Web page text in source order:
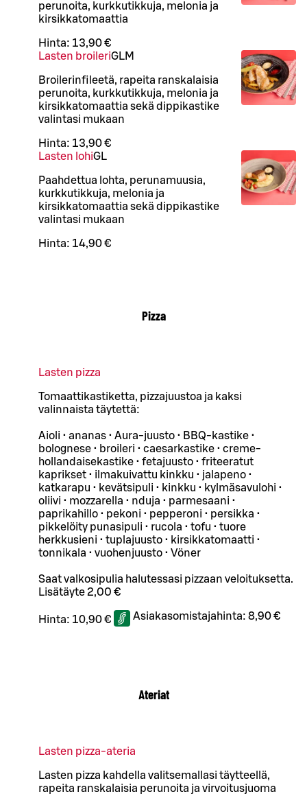
perunoita, kurkkutikkuja, melonia ja
kirsikkatomaattia
Hinta: 13,90 €
Lasten broileriGLM
Broilerinfileetä, rapeita ranskalaisia
perunoita, kurkkutikkuja, melonia ja
kirsikkatomaattia sekä dippikastike
valintasi mukaan
Hinta: 13,90 €
Lasten lohiGL
Paahdettua lohta, perunamuusia,
kurkkutikkuja, melonia ja
kirsikkatomaattia sekä dippikastike
valintasi mukaan
Hinta: 14,90 €
Pizza
Lasten pizza
Tomaattikastiketta, pizzajuustoa ja kaksi
valinnaista täytettä:
Aioli • ananas • Aura-juusto • BBQ-kastike •
bolognese • broileri • caesarkastike • creme-
hollandaisekastike • fetajuusto • friteeratut
kaprikset • ilmakuivattu kinkku • jalapeno •
katkarapu • kevätsipuli • kinkku • kylmäsavulohi •
oliivi • mozzarella • nduja • parmesaani •
paprikahillo • pekoni • pepperoni • persikka •
pikkelöity punasipuli • rucola • tofu • tuore
herkkusieni • tuplajuusto • kirsikkatomaatti •
tonnikala • vuohenjuusto • Vöner
Saat valkosipulia halutessasi pizzaan veloituksetta.
Lisätäyte 2,00 €
Hinta: 10,90 € Asiakasomistajahinta: 8,90 €
Ateriat
Lasten pizza-ateria
Lasten pizza kahdella valitsemallasi täytteellä,
rapeita ranskalaisia perunoita ja virvoitusjuoma